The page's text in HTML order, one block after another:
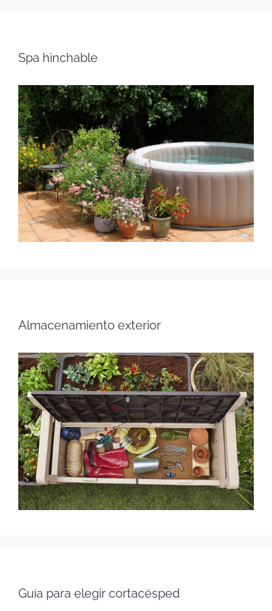
Spa hinchable
Almacenamiento exterior
Guía para elegir cortacésped